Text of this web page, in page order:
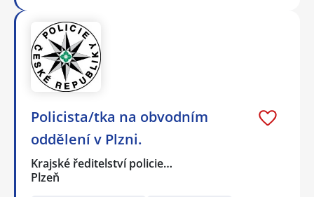
Policista/tka na obvodním
oddělení v Plzni.
Krajské ředitelství policie…
Plzeň